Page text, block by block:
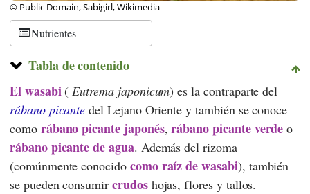
© Public Domain, Sabigirl, Wikimedia
Nutrientes
Tabla de contenido
El wasabi( Eutrema japonicum) es la contraparte del
rábano picante del Lejano Oriente y también se conoce
como rábano picante japonés,rábano picante verde o
rábano picante de agua. Además del rizoma
(comúnmente conocido como raíz de wasabi), también
se pueden consumir crudoshojas, flores y tallos.